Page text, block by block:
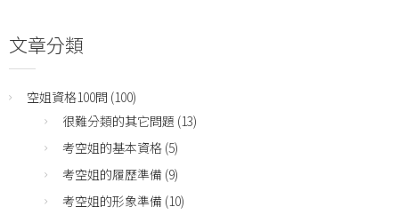
文章分類
空姐資格100問 (100)
很難分類的其它問題 (13)
考空姐的基本資格 (5)
考空姐的履歷準備 (9)
考空姐的形象準備 (10)